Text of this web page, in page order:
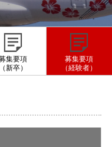
集要項
（新卒）
募集要項
（経験者）